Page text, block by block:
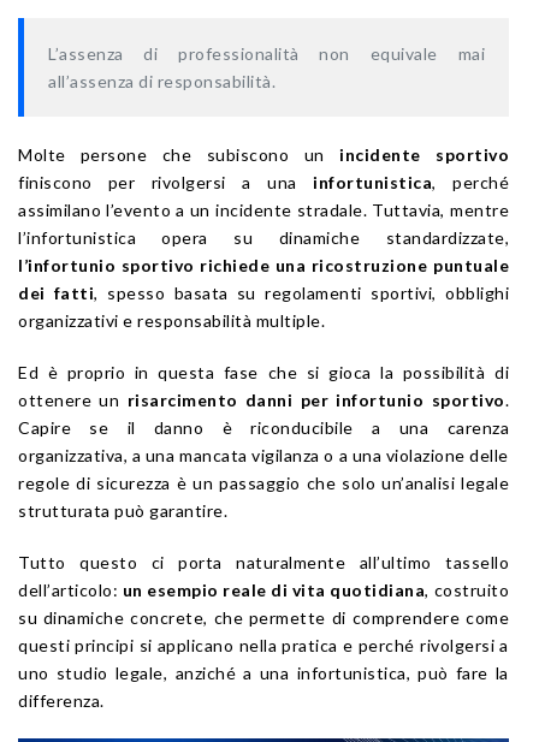
L’assenza di professionalità non equivale mai
all’assenza di responsabilità.
Molte persone che subiscono un incidente sportivo
finiscono per rivolgersi a una infortunistica, perché
assimilano l’evento a un incidente stradale. Tuttavia, mentre
l’infortunistica opera su dinamiche standardizzate,
l’infortunio sportivo richiede una ricostruzione puntuale
dei fatti, spesso basata su regolamenti sportivi, obblighi
organizzativi e responsabilità multiple.
Ed è proprio in questa fase che si gioca la possibilità di
ottenere un risarcimento danni per infortunio sportivo.
Capire se il danno è riconducibile a una carenza
organizzativa, a una mancata vigilanza o a una violazione delle
regole di sicurezza è un passaggio che solo un’analisi legale
strutturata può garantire.
Tutto questo ci porta naturalmente all’ultimo tassello
dell’articolo: un esempio reale di vita quotidiana, costruito
su dinamiche concrete, che permette di comprendere come
questi principi si applicano nella pratica e perché rivolgersi a
uno studio legale, anziché a una infortunistica, può fare la
differenza.